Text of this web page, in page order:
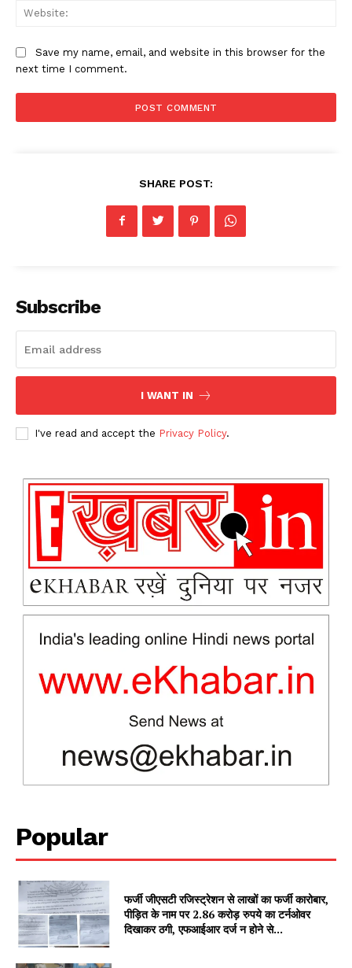
Save my name, email, and website in this browser for the
next time I comment.
SHARE POST:
Subscribe
I WANT IN
I've read and accept the Privacy Policy.
Popular
फर्जी जीएसटी रजिस्ट्रेशन से लाखों का फर्जी कारोबार,
पीड़ित के नाम पर 2.86 करोड़ रुपये का टर्नओवर
दिखाकर ठगी, एफआईआर दर्ज न होने से...